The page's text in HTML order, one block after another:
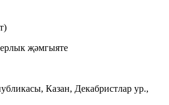
җәмгыяте
Казан, Декабристлар ур.,